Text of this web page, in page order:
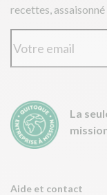
Aide et contact
recettes,
La